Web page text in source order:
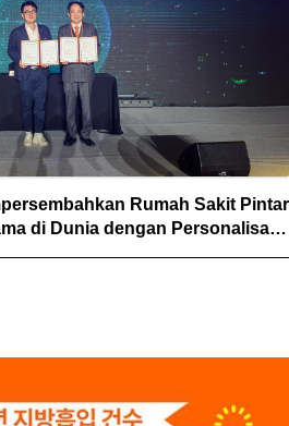
Rumah Sakit Pintar
di Dunia dengan Personalisasi